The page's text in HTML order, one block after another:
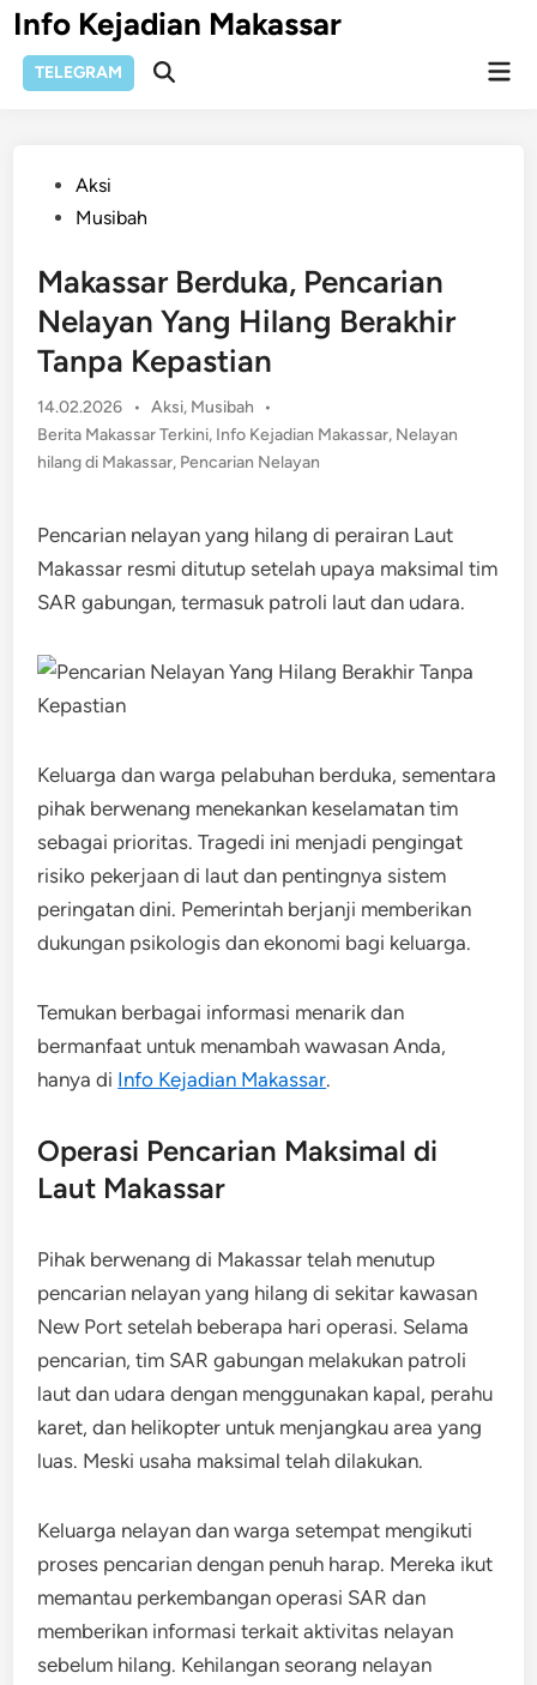
Skip
to
content
Info Kejadian Makassar
TELEGRAM
Open
PostedAksi
Musibah
Makassar Berduka, Pencarian
Nelayan Yang Hilang Berakhir
Tanpa Kepastian
14.02.2026 • Posted
in
Aksi, Musibah
•
Berita Makassar Terkini, Info Kejadian Makassar, Nelayan
hilang di Makassar, Pencarian Nelayan
Pencarian nelayan yang hilang di perairan Laut
Makassar resmi ditutup setelah upaya maksimal tim
SAR gabungan, termasuk patroli laut dan udara.
Keluarga dan warga pelabuhan berduka, sementara
pihak berwenang menekankan keselamatan tim
sebagai prioritas. Tragedi ini menjadi pengingat
risiko pekerjaan di laut dan pentingnya sistem
peringatan dini. Pemerintah berjanji memberikan
dukungan psikologis dan ekonomi bagi keluarga.
Temukan berbagai informasi menarik dan
bermanfaat untuk menambah wawasan Anda,
hanya di Info Kejadian Makassar.
Operasi Pencarian Maksimal di
Laut Makassar
Pihak berwenang di Makassar telah menutup
pencarian nelayan yang hilang di sekitar kawasan
New Port setelah beberapa hari operasi. Selama
pencarian, tim SAR gabungan melakukan patroli
laut dan udara dengan menggunakan kapal, perahu
karet, dan helikopter untuk menjangkau area yang
luas. Meski usaha maksimal telah dilakukan.
Keluarga nelayan dan warga setempat mengikuti
proses pencarian dengan penuh harap. Mereka ikut
memantau perkembangan operasi SAR dan
memberikan informasi terkait aktivitas nelayan
sebelum hilang. Kehilangan seorang nelayan